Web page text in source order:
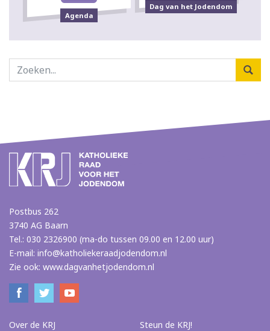
Agenda
Dag van het Jodendom
Postbus 262
3740 AG Baarn
Tel.: 030 2326900 (ma-do tussen 09.00 en 12.00 uur)
E-mail: info@katholiekeraadjodendom.nl
Zie ook: www.dagvanhetjodendom.nl
Over de KRJ
Steun de KRJ!